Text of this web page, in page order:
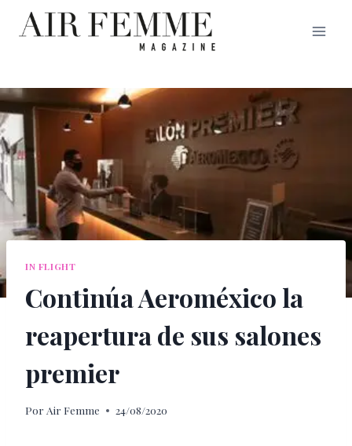
Saltar
IN FLIGHT
Continúa Aeroméxico la
reapertura de sus salones
premier
Por Air Femme 24/08/2020